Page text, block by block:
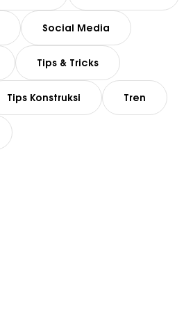
Social Media
Tips & Tricks
Tips Konstruksi Tren